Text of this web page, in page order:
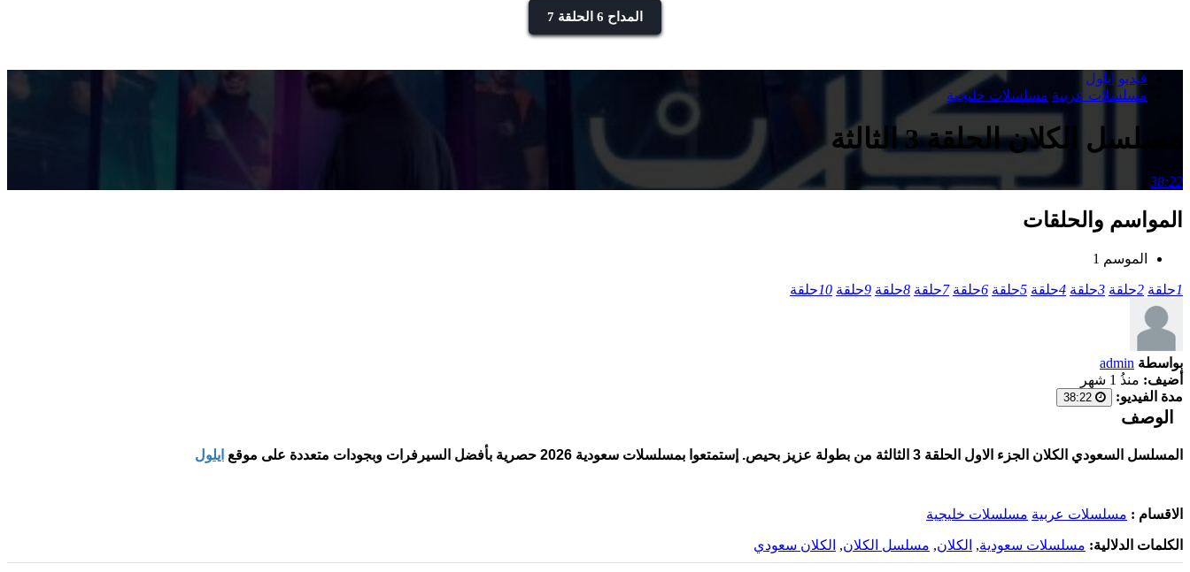
المداح 6 الحلقة 7
فيديو ايلول
مسلسلات عربية مسلسلات خليجية
مسلسل الكلان الحلقة 3 الثالثة
38:22
المواسم والحلقات
الموسم 1
1حلقة 2حلقة 3حلقة 4حلقة 5حلقة 6حلقة 7حلقة 8حلقة 9حلقة 10حلقة
بواسطة admin
أضيف: منذُ 1 شهر
مدة الفيديو:
الوصف
المسلسل السعودي الكلان الجزء الاول الحلقة 3 الثالثة من بطولة عزيز بحيص. إستمتعوا بمسلسلات سعودية 2026 حصرية بأفضل السيرفرات وبجودات متعددة على موقع ايلول
الاقسام : مسلسلات عربية مسلسلات خليجية
الكلمات الدلالية: مسلسلات سعودية, الكلان, مسلسل الكلان, الكلان سعودي